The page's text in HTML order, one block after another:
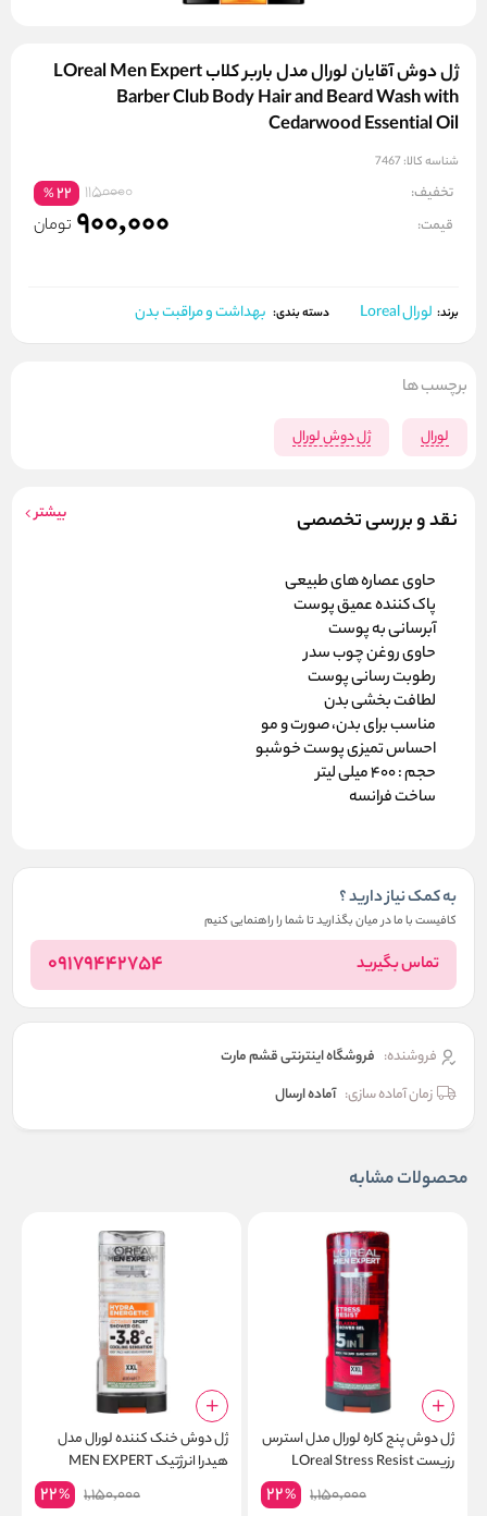
ژل دوش آقایان لورال مدل باربر کلاب LOreal Men Expert
Barber Club Body Hair and Beard Wash with
Cedarwood Essential Oil
شناسه کالا: 7467
تخفیف: 1150000
22
%
قیمت: 900,000 تومان
برند: لورال Loreal دسته بندی: بهداشت و مراقبت بدن
نقد و بررسی تخصصی بیشتر
حاوی عصاره های طبیعی
پاک کننده عمیق پوست
آبرسانی به پوست
حاوی روغن چوب سدر
رطوبت رسانی پوست
لطافت بخشی بدن
مناسب برای بدن، صورت و مو
احساس تمیزی پوست خوشبو
حجم : 400 میلی لیتر
ساخت فرانسه
به کمک نیاز دارید ؟
کافیست با ما در میان بگذارید تا شما را راهنمایی کنیم
تماس بگیرید 09179442754
فروشنده: فروشگاه اینترنتی قشم مارت
زمان آماده سازی: آماده ارسال
برچسب ها
لورال ژل دوش لورال
محصولات مشابه
ژل دوش پنج کاره لورال مدل استرس
رزیست LOreal Stress Resist
1,150,000
22%
ژل دوش خنک کننده لورال مدل
هیدرا انرژتیک MEN EXPERT
1,150,000
22%